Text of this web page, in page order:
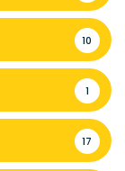
10
1
17